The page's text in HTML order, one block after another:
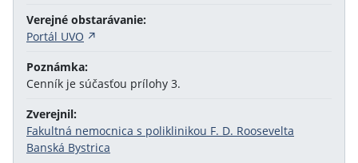
Verejné obstarávanie:
Portál UVO
Poznámka:
Cenník je súčasťou prílohy 3.
Zverejnil:
Fakultná nemocnica s poliklinikou F. D. Roosevelta
Banská Bystrica